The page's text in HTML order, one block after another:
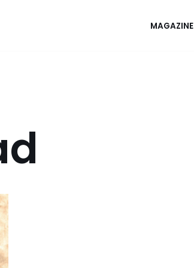
MAGAZINE